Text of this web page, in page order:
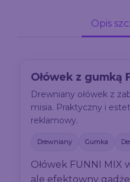
Opis
Ołówek z gumką
Drewniany ołówek z
misia. Praktyczny i
reklamowy.
Drewniany Gumka
Ołówek FUNNI MIX
ale efektowny